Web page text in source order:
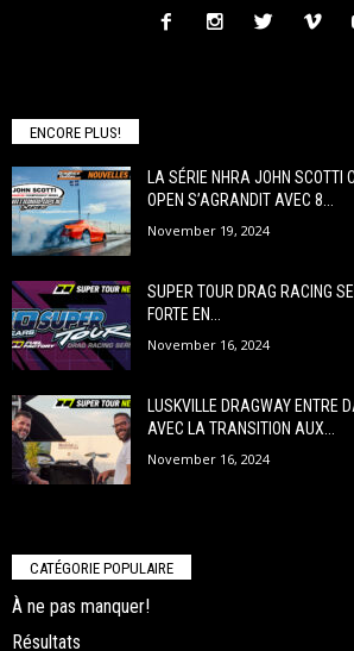
ENCORE PLUS!
LA SÉRIE NHRA JOHN SCOTTI
OPEN S’AGRANDIT AVEC 8...
November 19, 2024
SUPER TOUR DRAG RACING
FORTE EN...
November 16, 2024
LUSKVILLE DRAGWAY ENTRE
AVEC LA TRANSITION AUX...
November 16, 2024
CATÉGORIE POPULAIRE
À ne pas manquer!
Résultats